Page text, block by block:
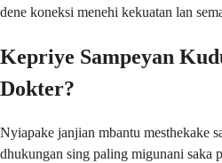
dene koneksi menehi kekuatan lan
Kepriye Sampeyan
Dokter?
Nyiapake janjian mbantu mesthekake
dhukungan sing paling migunani saka